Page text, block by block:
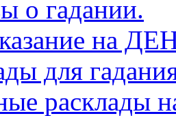
о гадании.
на
для
расклады